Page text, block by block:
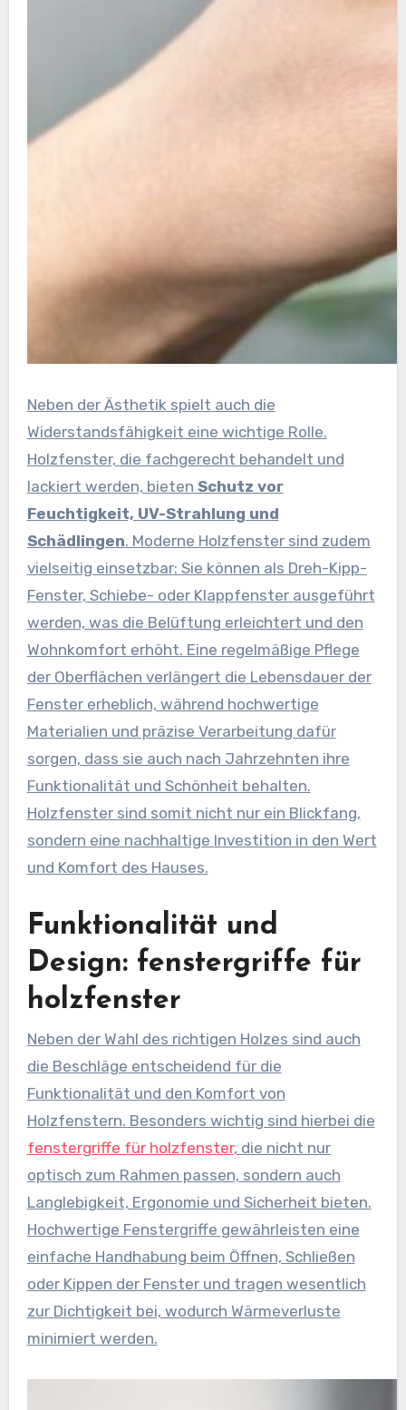
Neben der Ästhetik spielt auch die
Widerstandsfähigkeit eine wichtige Rolle.
Holzfenster, die fachgerecht behandelt und
lackiert werden, bieten Schutz vor
Feuchtigkeit, UV-Strahlung und
Schädlingen. Moderne Holzfenster sind zudem
vielseitig einsetzbar: Sie können als Dreh-Kipp-
Fenster, Schiebe- oder Klappfenster ausgeführt
werden, was die Belüftung erleichtert und den
Wohnkomfort erhöht. Eine regelmäßige Pflege
der Oberflächen verlängert die Lebensdauer der
Fenster erheblich, während hochwertige
Materialien und präzise Verarbeitung dafür
sorgen, dass sie auch nach Jahrzehnten ihre
Funktionalität und Schönheit behalten.
Holzfenster sind somit nicht nur ein Blickfang,
sondern eine nachhaltige Investition in den Wert
und Komfort des Hauses.
Funktionalität und
Design: fenstergriffe für
holzfenster
Neben der Wahl des richtigen Holzes sind auch
die Beschläge entscheidend für die
Funktionalität und den Komfort von
Holzfenstern. Besonders wichtig sind hierbei die
fenstergriffe für holzfenster, die nicht nur
optisch zum Rahmen passen, sondern auch
Langlebigkeit, Ergonomie und Sicherheit bieten.
Hochwertige Fenstergriffe gewährleisten eine
einfache Handhabung beim Öffnen, Schließen
oder Kippen der Fenster und tragen wesentlich
zur Dichtigkeit bei, wodurch Wärmeverluste
minimiert werden.